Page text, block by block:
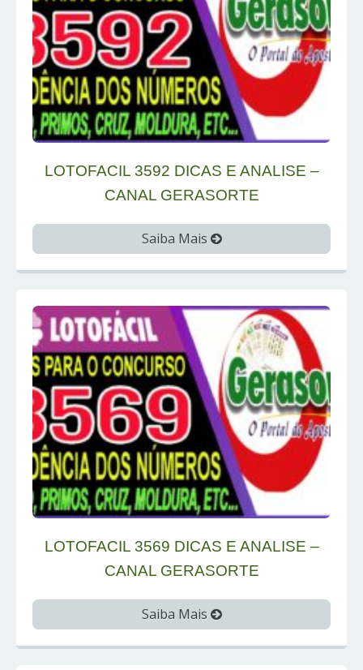
LOTOFACIL 3592 DICAS E ANALISE –
CANAL GERASORTE
Saiba Mais
LOTOFACIL 3569 DICAS E ANALISE –
CANAL GERASORTE
Saiba Mais